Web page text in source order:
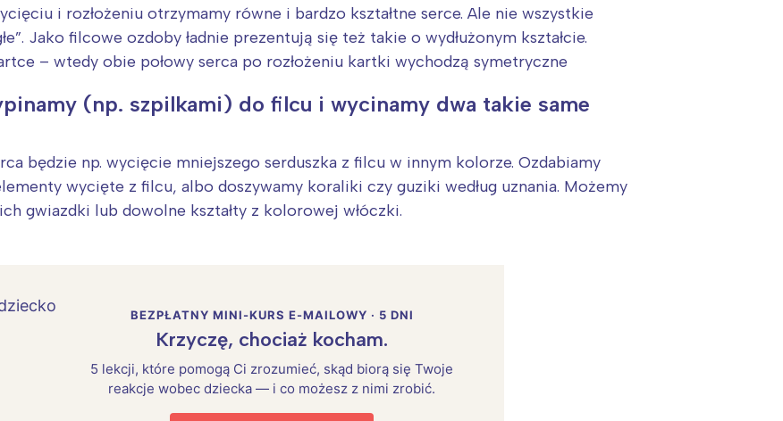
i rozłożeniu otrzymamy równe i bardzo kształtne serce. Ale nie wszystkie
Jako filcowe ozdoby ładnie prezentują się też takie o wydłużonym kształcie.
– wtedy obie połowy serca po rozłożeniu kartki wychodzą symetryczne
(np. szpilkami) do filcu i wycinamy dwa takie same
będzie np. wycięcie mniejszego serduszka z filcu w innym kolorze. Ozdabiamy
wycięte z filcu, albo doszywamy koraliki czy guziki według uznania. Możemy
gwiazdki lub dowolne kształty z kolorowej włóczki.
BEZPŁATNY MINI-KURS E-MAILOWY · 5 DNI
Krzyczę, chociaż kocham.
5 lekcji, które pomogą Ci zrozumieć, skąd biorą się Twoje
reakcje wobec dziecka — i co możesz z nimi zrobić.